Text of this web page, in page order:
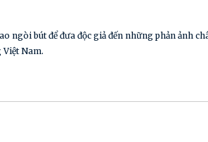
bút để đưa độc giả đến những phản ảnh
Nam.